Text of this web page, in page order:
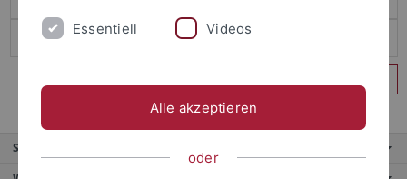
Service
Essentiell Videos
Alle akzeptieren
oder